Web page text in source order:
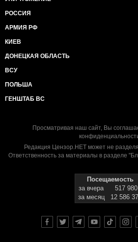
РОССИЯ
АРМИЯ РФ
КИЕВ
ДОНЕЦКАЯ ОБЛАСТЬ
ВСУ
ПОЛЬША
ГЕНШТАБ ВС
Просматривая наш сайт, Вы
Редакция Цензор.НЕТ может не
Ответственность за материалы в разделе
Посещаемость
за вчера
517 980
за месяц
12 586